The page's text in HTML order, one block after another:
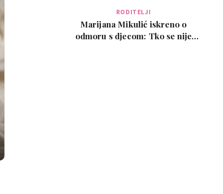
RODITELJI
Marijana Mikulić iskreno o
odmoru s djecom: Tko se nije